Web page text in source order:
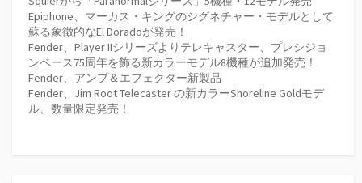
Epiphone、マーカス・キングのシグネチャー・モデルとして
蘇る象徴的なEl Doradoが発売！
Fender、Player IIシリーズよりテレキャスター、プレシジョ
ンベース75周年を飾る新カラーモデル8機種が追加発売！
Fender、アンプ＆エフェクター新製品
Fender、Jim Root Telecaster の新カラーShoreline Goldモデ
ル、数量限定発売！